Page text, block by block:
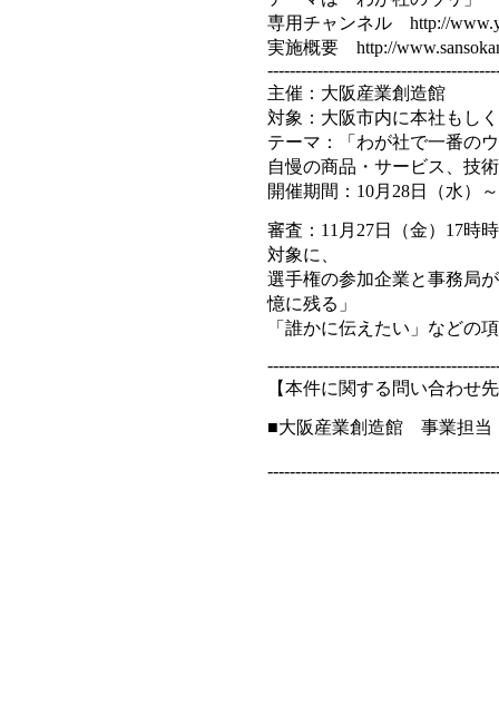
専用チャンネル http://
実施概要 http://
主催：大阪産業創造館
対象：大阪市内に本社もし
テーマ：「わが社で一番の
自慢の商品・サービス、技
開催期間：10月28日（水）
審査：11月27日（金）17時
対象に、
選手権の参加企業と事務局
憶に残る」
「誰かに伝えたい」などの
【本件に関する問い合わせ
■大阪産業創造館 事業担